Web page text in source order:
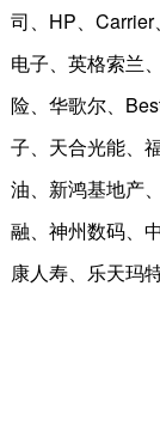
司、HP、
电子、英格索兰
险、华歌尔、
子、天合光能、
油、新鸿基地产
融、神州数码、
康人寿、乐天玛